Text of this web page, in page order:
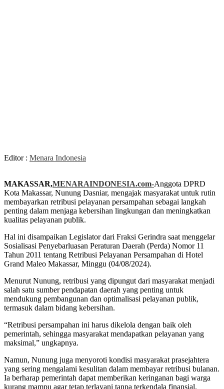
Editor : Menara Indonesia
MAKASSAR,MENARAINDONESIA.com-Anggota DPRD
Kota Makassar, Nunung Dasniar, mengajak masyarakat untuk rutin
membayarkan retribusi pelayanan persampahan sebagai langkah
penting dalam menjaga kebersihan lingkungan dan meningkatkan
kualitas pelayanan publik.
Hal ini disampaikan Legislator dari Fraksi Gerindra saat menggelar
Sosialisasi Penyebarluasan Peraturan Daerah (Perda) Nomor 11
Tahun 2011 tentang Retribusi Pelayanan Persampahan di Hotel
Grand Maleo Makassar, Minggu (04/08/2024).
Menurut Nunung, retribusi yang dipungut dari masyarakat menjadi
salah satu sumber pendapatan daerah yang penting untuk
mendukung pembangunan dan optimalisasi pelayanan publik,
termasuk dalam bidang kebersihan.
“Retribusi persampahan ini harus dikelola dengan baik oleh
pemerintah, sehingga masyarakat mendapatkan pelayanan yang
maksimal,” ungkapnya.
Namun, Nunung juga menyoroti kondisi masyarakat prasejahtera
yang sering mengalami kesulitan dalam membayar retribusi bulanan.
Ia berharap pemerintah dapat memberikan keringanan bagi warga
kurang mampu agar tetap terlayani tanpa terkendala finansial.